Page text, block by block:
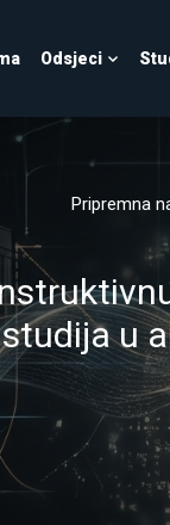
Odsjeci
Želiš postati
i